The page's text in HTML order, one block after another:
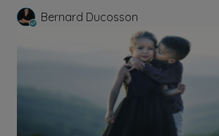
Bernard Ducosson